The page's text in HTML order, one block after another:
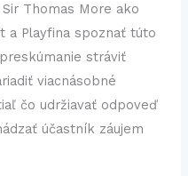
Thomas More ako
a Playfina spoznať túto
stráviť
viacnásobné
čo udržiavať odpoveď
účastník záujem